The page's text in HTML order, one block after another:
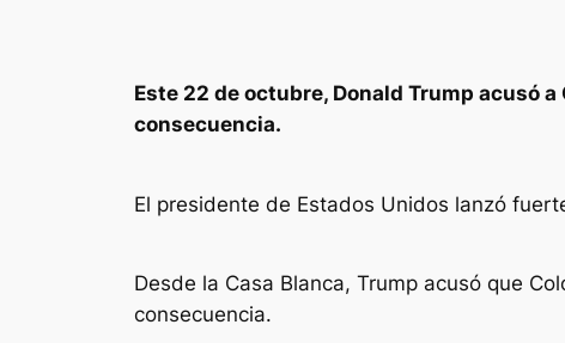
Este 22 de octubre, Donald Trump acusó
consecuencia.
El presidente de Estados Unidos lanzó
Desde la Casa Blanca, Trump acusó que
consecuencia.